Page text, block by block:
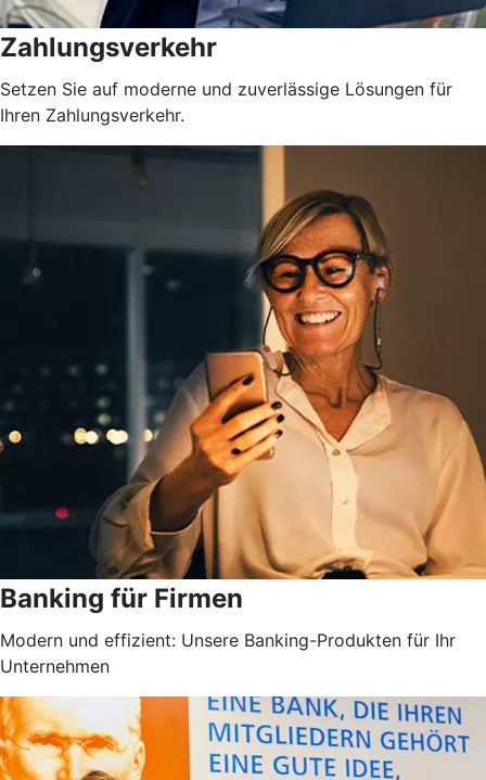
Zahlungsverkehr
Setzen Sie auf moderne und zuverlässige Lösungen für
Ihren Zahlungsverkehr.
Banking für Firmen
Modern und effizient: Unsere Banking-Produkten für Ihr
Unternehmen